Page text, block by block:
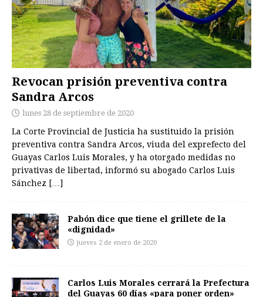
Revocan prisión preventiva contra
Sandra Arcos
lunes 28 de septiembre de 2020
La Corte Provincial de Justicia ha sustituido la prisión
preventiva contra Sandra Arcos, viuda del exprefecto del
Guayas Carlos Luis Morales, y ha otorgado medidas no
privativas de libertad, informó su abogado Carlos Luis
Sánchez […]
Pabón dice que tiene el grillete de la
«dignidad»
jueves 2 de enero de 2020
Carlos Luis Morales cerrará la Prefectura
del Guayas 60 días «para poner orden»